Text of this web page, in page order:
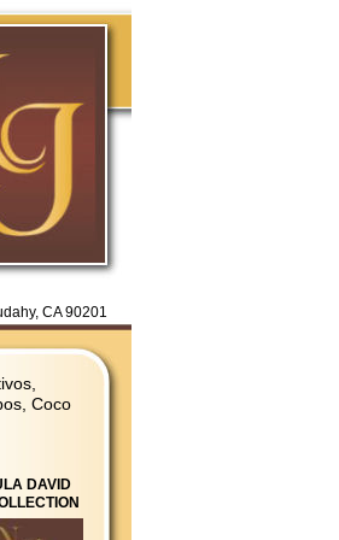
Coco
CA 90201
DAVID